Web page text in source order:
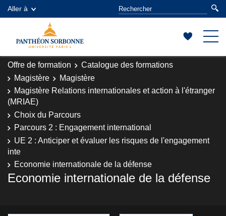
Aller à
Offre de formation
Catalogue des formations
Magistère
Magistère
Magistère Relations internationales et action à l'étranger
(MRIAE)
Choix du Parcours
Parcours 2 : Engagement international
UE 2 : Anticiper et évaluer les risques de l'engagement
inte
Economie internationale de la défense
Economie internationale de la défense